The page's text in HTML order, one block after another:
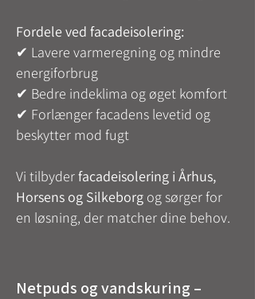
Fordele ved facadeisolering:
✔ Lavere varmeregning og mindre
energiforbrug
✔ Bedre indeklima og øget komfort
✔ Forlænger facadens levetid og
beskytter mod fugt
Vi tilbyderfacadeisolering i Århus,
Horsens og Silkeborg og sørger for
en løsning, der matcher dine behov.
Netpuds og vandskuring –